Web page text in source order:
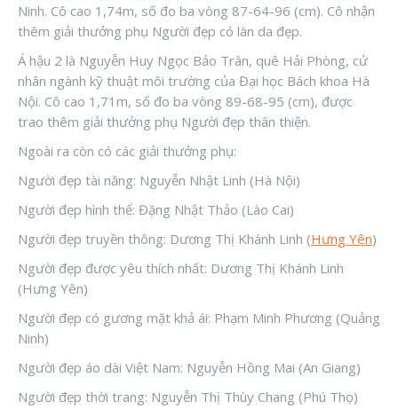
Ninh. Cô cao 1,74m, số đo ba vòng 87-64-96 (cm). Cô nhận
thêm giải thưởng phụ Người đẹp có làn da đẹp.
Á hậu 2 là Nguyễn Huy Ngọc Bảo Trân, quê Hải Phòng, cử
nhân ngành kỹ thuật môi trường của Đại học Bách khoa Hà
Nội. Cô cao 1,71m, số đo ba vòng 89-68-95 (cm), được
trao thêm giải thưởng phụ Người đẹp thân thiện.
Ngoài ra còn có các giải thưởng phụ:
Người đẹp tài năng: Nguyễn Nhật Linh (Hà Nội)
Người đẹp hình thể: Đặng Nhật Thảo (Lào Cai)
Người đẹp truyền thông: Dương Thị Khánh Linh (Hưng Yên)
Người đẹp được yêu thích nhất: Dương Thị Khánh Linh
(Hưng Yên)
Người đẹp có gương mặt khả ái: Phạm Minh Phương (Quảng
Ninh)
Người đẹp áo dài Việt Nam: Nguyễn Hồng Mai (An Giang)
Người đẹp thời trang: Nguyễn Thị Thùy Chang (Phú Thọ)